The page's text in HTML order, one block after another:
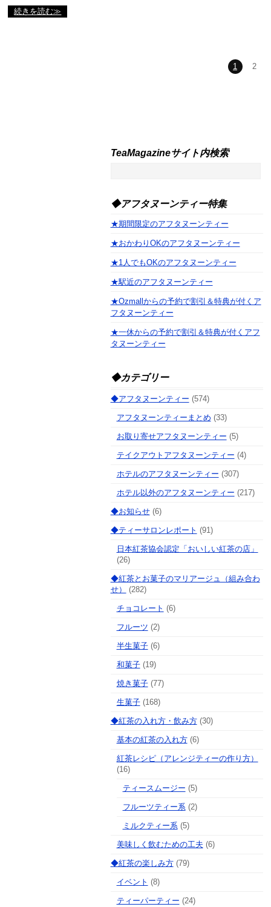
続きを読む≫
1 2
TeaMagazineサイト内検索
◆アフタヌーンティー特集
★期間限定のアフタヌーンティー
★おかわりOKのアフタヌーンティー
★1人でもOKのアフタヌーンティー
★駅近のアフタヌーンティー
★Ozmallからの予約で割引＆特典が付くア
フタヌーンティー
★一休からの予約で割引＆特典が付くアフ
タヌーンティー
◆カテゴリー
◆アフタヌーンティー (574)
アフタヌーンティーまとめ (33)
お取り寄せアフタヌーンティー (5)
テイクアウトアフタヌーンティー (4)
ホテルのアフタヌーンティー (307)
ホテル以外のアフタヌーンティー (217)
◆お知らせ(6)
◆ティーサロンレポート (91)
日本紅茶協会認定「おいしい紅茶の店」
(26)
◆紅茶とお菓子のマリアージュ（組み合わ
せ）
(282)
チョコレート (6)
フルーツ (2)
半生菓子(6)
和菓子(19)
焼き菓子(77)
生菓子(168)
◆紅茶の入れ方・飲み方(30)
基本の紅茶の入れ方(6)
紅茶レシピ（アレンジティーの作り方）
(16)
ティースムージー (5)
フルーツティー系 (2)
ミルクティー系 (5)
美味しく飲むための工夫 (6)
◆紅茶の楽しみ方(79)
イベント (8)
ティーパーティー (24)